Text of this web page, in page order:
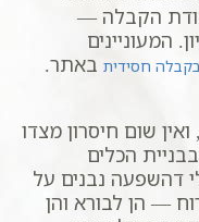
הקבלה —
המעוניינים
בקבלה חסידית באתר.
שום חיסרון מצדו
הכלים
דהשפעה נבנים על
— הן לבורא והן